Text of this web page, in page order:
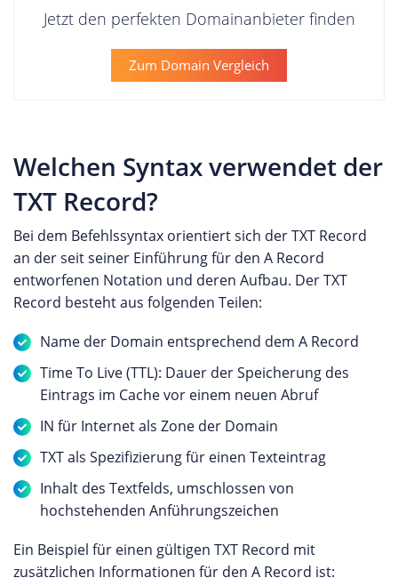
Jetzt den perfekten Domainanbieter finden
Zum Domain Vergleich
Welchen Syntax verwendet der
TXT Record?
Bei dem Befehlssyntax orientiert sich der TXT Record
an der seit seiner Einführung für den A Record
entworfenen Notation und deren Aufbau. Der TXT
Record besteht aus folgenden Teilen:
Name der Domain entsprechend dem A Record
Time To Live (TTL): Dauer der Speicherung des
Eintrags im Cache vor einem neuen Abruf
IN für Internet als Zone der Domain
TXT als Spezifizierung für einen Texteintrag
Inhalt des Textfelds, umschlossen von
hochstehenden Anführungszeichen
Ein Beispiel für einen gültigen TXT Record mit
zusätzlichen Informationen für den A Record ist: